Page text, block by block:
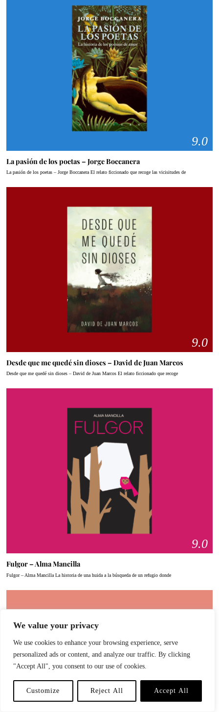
We value your privacy
We use cookies to enhance your browsing experience, serve
personalized ads or content, and analyze our traffic. By clicking
"Accept All", you consent to our use of cookies.
Customize Reject All Accept All
Fulgor – Alma Mancilla
9.0
La pasión de los poetas – Jorge Boccanera
La pasión de los poetas – Jorge Boccanera El relato ficcionado que recoge las vicisitudes de
9.0
Desde que me quedé sin dioses – David de Juan Marcos
Desde que me quedé sin dioses – David de Juan Marcos El relato ficcionado que recoge
9.0
Fulgor – Alma Mancilla
Fulgor – Alma Mancilla La historia de una huida a la búsqueda de un refugio donde